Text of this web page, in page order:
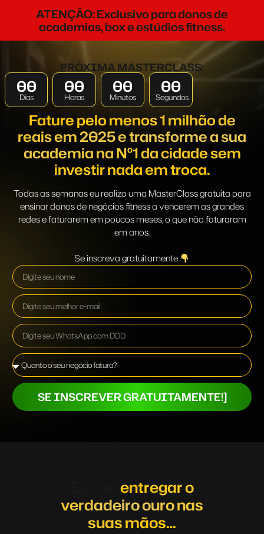
ATENÇÃO: Exclusivo para donos de
academias, box e estúdios fitness.
PRÓXIMA MASTERCLASS:
00
Dias
00
Horas
00
Minutos
00
Segundos
Fature pelo menos 1 milhão de
reais em 2025 e transforme a sua
academia na Nº1 da cidade sem
investir nada em troca.
Todas as semanas eu realizo uma MasterClass gratuita para
ensinar donos de negócios fitness a vencerem as grandes
redes e faturarem em poucos meses, o que não faturaram
em anos.
Se inscreva gratuitamente
SE INSCREVER GRATUITAMENTE!]
entregar o
verdadeiro ouro nas
suas mãos…